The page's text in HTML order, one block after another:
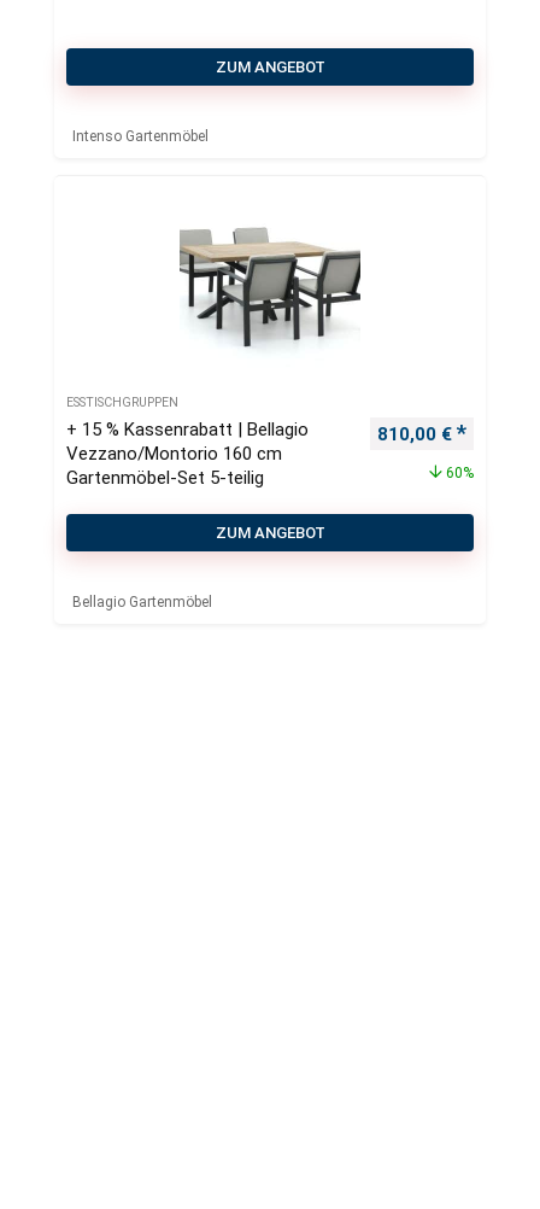
ZUM ANGEBOT
Intenso Gartenmöbel
ESSTISCHGRUPPEN
+ 15 % Kassenrabatt | Bellagio
Vezzano/Montorio 160 cm
Gartenmöbel-Set 5-teilig
Ursprünglicher
810,00 €
60%
ZUM ANGEBOT
Bellagio Gartenmöbel